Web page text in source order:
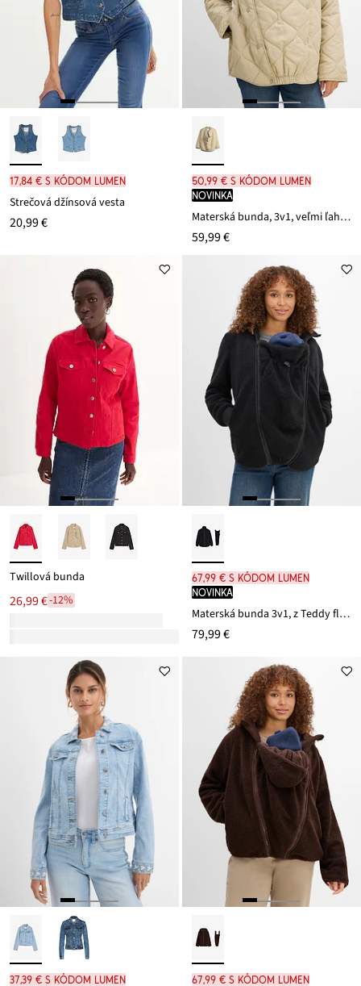
17,84 € s kódom LUMEN
Strečová džínsová vesta
20,99 €
50,99 € s kódom LUMEN
novinka
Materská bunda, 3v1, veľmi ľahká, prešívaná s časťou na nosenie
59,99 €
Twillová bunda
26,99 €-12%
67,99 € s kódom LUMEN
novinka
Materská bunda 3v1, z Teddy flísu
79,99 €
37,39 € s kódom LUMEN
67,99 € s kódom LUMEN